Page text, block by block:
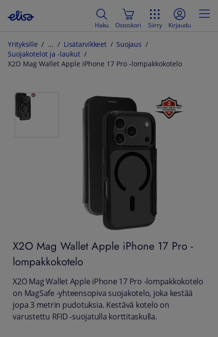
Haku Ostoskori Siirry Kirjaudu
Yrityksille Lisätarvikkeet
Suojaus
Suojakotelot ja -laukut
X2O Mag Wallet Apple iPhone 17 Pro -lompakkokotelo
X2O Mag Wallet Apple iPhone 17 Pro -
lompakkokotelo
X2O Mag Wallet Apple iPhone 17 Pro -lompakkokotelo
on MagSafe -yhteensopiva suojakotelo, joka kestää
jopa 3 metrin pudotuksia. Kestävä kotelo on
varustettu RFID -suojatulla korttitaskulla.